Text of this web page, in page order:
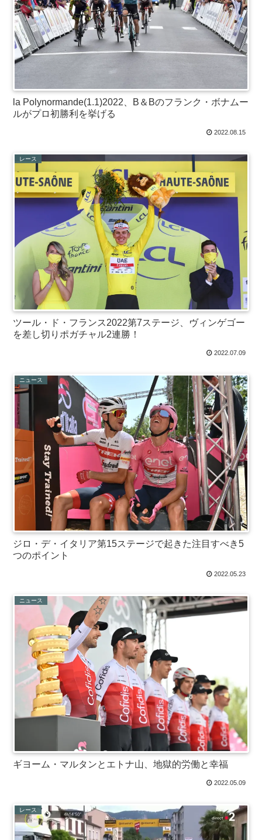
la Polynormande(1.1)2022、B＆Bのフランク・ボナムー
ルがプロ初勝利を挙げる
2022.08.15
レース
ツール・ド・フランス2022第7ステージ、ヴィンゲゴー
を差し切りポガチャル2連勝！
2022.07.09
ニュース
ジロ・デ・イタリア第15ステージで起きた注目すべき5
つのポイント
2022.05.23
ニュース
ギヨーム・マルタンとエトナ山、地獄的労働と幸福
2022.05.09
レース